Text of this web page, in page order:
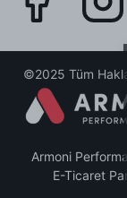
©2025 Tüm
Armoni
E-Ticaret